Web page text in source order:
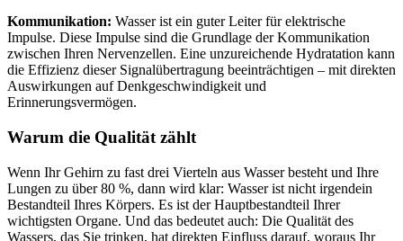
Kommunikation: Wasser ist ein guter Leiter für elektrische
Impulse. Diese Impulse sind die Grundlage der Kommunikation
zwischen Ihren Nervenzellen. Eine unzureichende Hydratation kann
die Effizienz dieser Signalübertragung beeinträchtigen – mit direkten
Auswirkungen auf Denkgeschwindigkeit und
Erinnerungsvermögen.
Warum die Qualität zählt
Wenn Ihr Gehirn zu fast drei Vierteln aus Wasser besteht und Ihre
Lungen zu über 80 %, dann wird klar: Wasser ist nicht irgendein
Bestandteil Ihres Körpers. Es ist der Hauptbestandteil Ihrer
wichtigsten Organe. Und das bedeutet auch: Die Qualität des
Wassers, das Sie trinken, hat direkten Einfluss darauf, woraus Ihr